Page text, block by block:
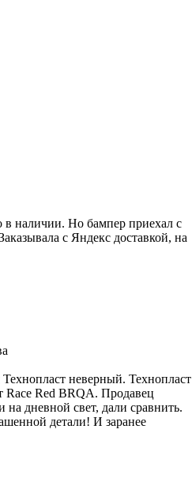
в наличии. Но бампер приехал с
с Яндекс доставкой, на
неверный. Технопласт
Race Red BRQA. Продавец
дневной свет, дали сравнить.
детали! И заранее